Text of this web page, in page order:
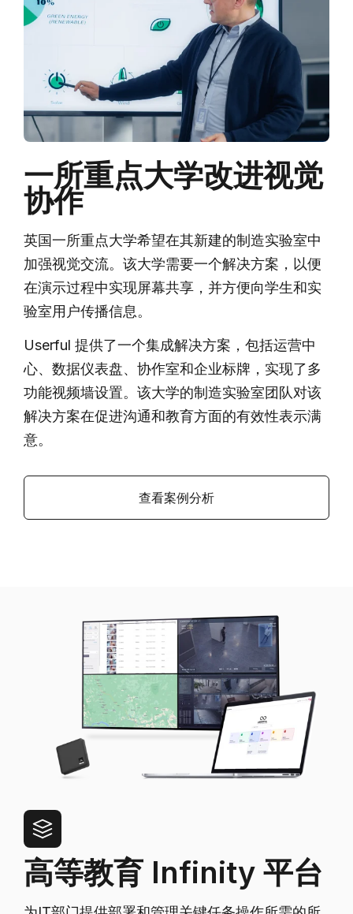
一所重点大学改进视觉
协作
英国一所重点大学希望在其新建的制造实验室中
加强视觉交流。该大学需要一个解决方案，以便
在演示过程中实现屏幕共享，并方便向学生和实
验室用户传播信息。
Userful 提供了一个集成解决方案，包括运营中
心、数据仪表盘、协作室和企业标牌，实现了多
功能视频墙设置。该大学的制造实验室团队对该
解决方案在促进沟通和教育方面的有效性表示满
意。
查看案例分析
高等教育 Infinity 平台